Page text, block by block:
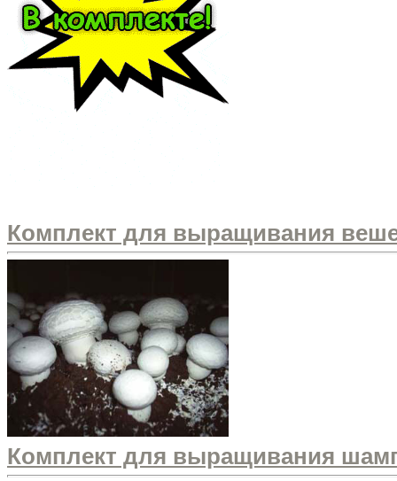
Комплект для выращивания
Комплект для выращивания